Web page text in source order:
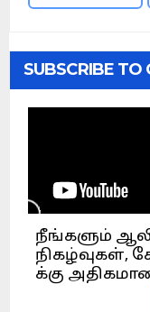
SUBSCRIBE TO